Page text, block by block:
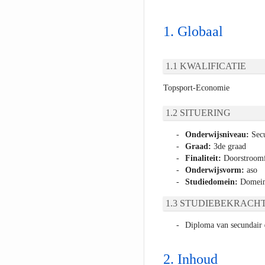
Globaal
KWALIFICATIE
Topsport-Economie
SITUERING
Onderwijsniveau:
Graad: 3de graad
Finaliteit:
Onderwijsvorm: aso
Studiedomein:
Diploma van
Inhoud